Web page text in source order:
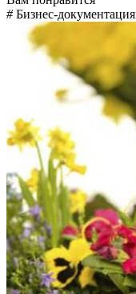
# Бизнес-документация